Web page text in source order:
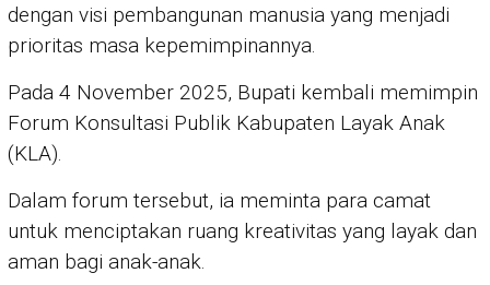
dengan visi pembangunan manusia yang menjadi
prioritas masa kepemimpinannya.
Pada 4 November 2025, Bupati kembali memimpin
Forum Konsultasi Publik Kabupaten Layak Anak
(KLA).
Dalam forum tersebut, ia meminta para camat
untuk menciptakan ruang kreativitas yang layak dan
aman bagi anak-anak.